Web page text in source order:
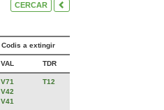
CERCAR
Codis a extingir
VAL TDR
V71
V42
V41
T12